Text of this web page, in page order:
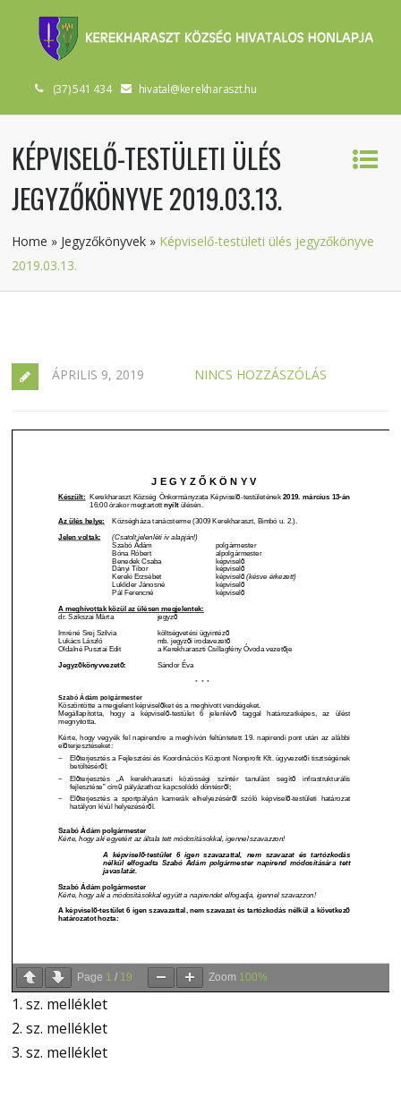
(37) 541 434 hivatal@kerekharaszt.hu
KÉPVISELŐ-TESTÜLETI ÜLÉS
JEGYZŐKÖNYVE 2019.03.13.
Home » Jegyzőkönyvek » Képviselő-testületi ülés jegyzőkönyve
2019.03.13.
ÁPRILIS 9, 2019 NINCS HOZZÁSZÓLÁS
Page 1 / 19 Zoom 100%
1. sz. melléklet
2. sz. melléklet
3. sz. melléklet